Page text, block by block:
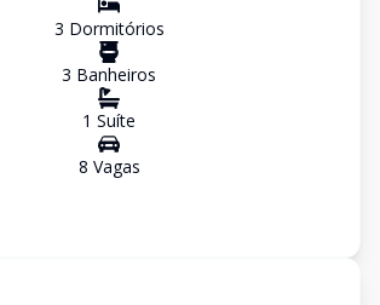
3 Dormitórios
3 Banheiros
1 Suíte
8 Vagas